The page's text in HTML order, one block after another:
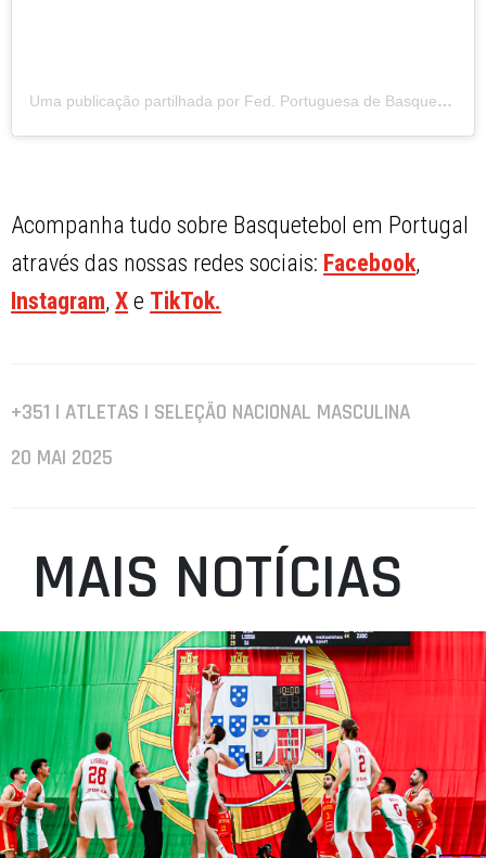
Uma publicação partilhada por Fed. Portuguesa de Basquetebol (@fpbasquetebol)
Acompanha tudo sobre Basquetebol em Portugal
através das nossas redes sociais: Facebook,
Instagram,X e TikTok.
+351 | ATLETAS | SELEÇÃO NACIONAL MASCULINA
20 MAI 2025
MAIS NOTÍCIAS